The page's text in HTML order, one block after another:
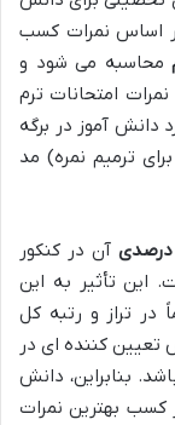
اساس نمرات کسب
محاسبه می شود و
امتحانات ترم
دانش آموز در برگه
ترمیم نمره) مد
آن در کنکور
تأثیر به این
در تراز و رتبه کل
تعیین کننده ای در
بنابراین، دانش
کسب بهترین نمرات